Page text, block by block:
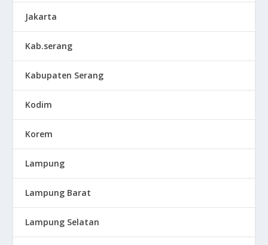
Jakarta
Kab.serang
Kabupaten Serang
Kodim
Korem
Lampung
Lampung Barat
Lampung Selatan